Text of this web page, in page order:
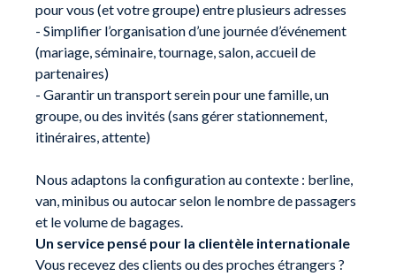
pour vous (et votre groupe) entre plusieurs adresses
- Simplifier l’organisation d’une journée d’événement
(mariage, séminaire, tournage, salon, accueil de
partenaires)
- Garantir un transport serein pour une famille, un
groupe, ou des invités (sans gérer stationnement,
itinéraires, attente)
Nous adaptons la configuration au contexte : berline,
van, minibus ou autocar selon le nombre de passagers
et le volume de bagages.
Un service pensé pour la clientèle internationale
Vous recevez des clients ou des proches étrangers ?